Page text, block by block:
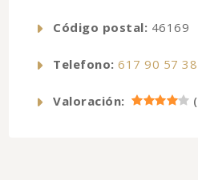
Código postal: 46169
Telefono: 617 90 57 38
Valoración: (